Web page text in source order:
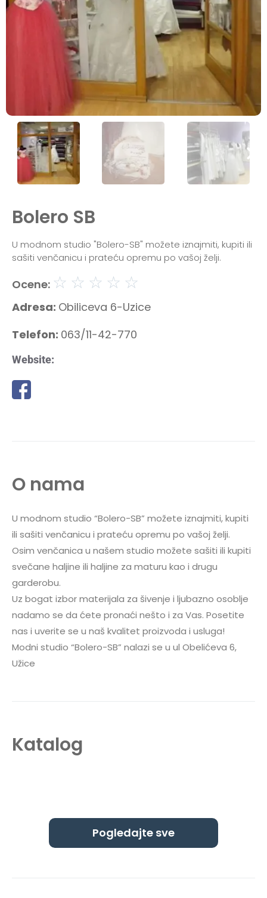
Bolero SB
U modnom studio "Bolero-SB" možete iznajmiti, kupiti ili
sašiti venčanicu i prateću opremu po vašoj želji.
Ocene: ☆ ☆ ☆ ☆ ☆
Adresa: Obiliceva 6-Uzice
Telefon: 063/11-42-770
Website:
O nama
U modnom studio “Bolero-SB” možete iznajmiti, kupiti
ili sašiti venčanicu i prateću opremu po vašoj želji.
Osim venčanica u našem studio možete sašiti ili kupiti
svečane haljine ili haljine za maturu kao i drugu
garderobu.
Uz bogat izbor materijala za šivenje i ljubazno osoblje
nadamo se da ćete pronaći nešto i za Vas. Posetite
nas i uverite se u naš kvalitet proizvoda i usluga!
Modni studio “Bolero-SB” nalazi se u ul Obelićeva 6,
Užice
Katalog
Pogledajte sve